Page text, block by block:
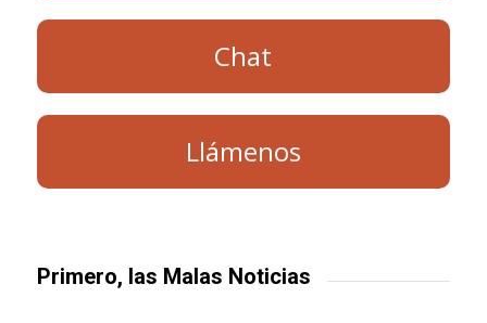
Chat
Llámenos
Primero, las Malas Noticias